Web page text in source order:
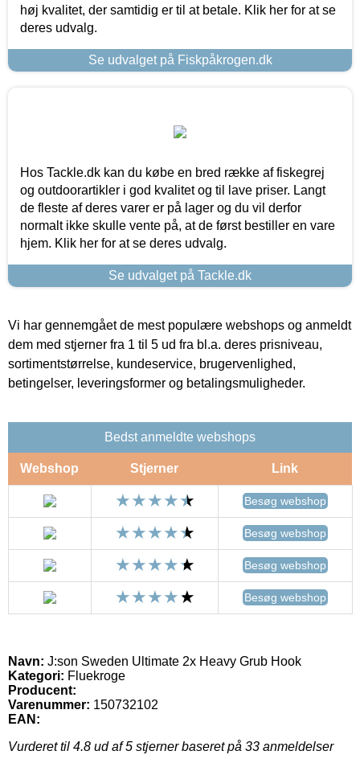
høj kvalitet, der samtidig er til at betale. Klik her for at se
deres udvalg.
Se udvalget på Fiskpåkrogen.dk
Hos Tackle.dk kan du købe en bred række af fiskegrej
og outdoorartikler i god kvalitet og til lave priser. Langt
de fleste af deres varer er på lager og du vil derfor
normalt ikke skulle vente på, at de først bestiller en vare
hjem. Klik her for at se deres udvalg.
Se udvalget på Tackle.dk
Vi har gennemgået de mest populære webshops og anmeldt
dem med stjerner fra 1 til 5 ud fra bl.a. deres prisniveau,
sortimentstørrelse, kundeservice, brugervenlighed,
betingelser, leveringsformer og betalingsmuligheder.
Bedst anmeldte webshops
Webshop Stjerner Link
Besøg webshop
Besøg webshop
Besøg webshop
Besøg webshop
Navn: J:son Sweden Ultimate 2x Heavy Grub Hook
Kategori: Fluekroge
Producent:
Varenummer: 150732102
EAN:
Vurderet til 4.8 ud af 5 stjerner baseret på 33 anmeldelser